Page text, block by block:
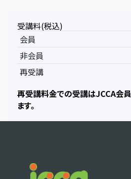
受講料(税込)
会員
非会員
再受講
再受講料金での受講はJCCA会
ます。